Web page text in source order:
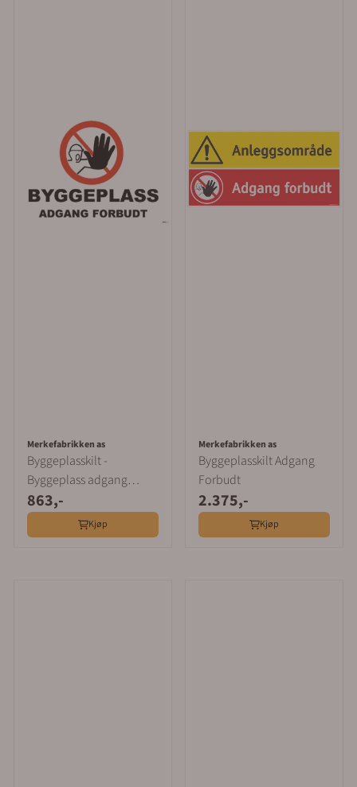
Merkefabrikken as
Byggeplasskilt -
Byggeplass adgang
forbudt 500 x 700mm
863,-
Kjøp
Merkefabrikken as
Byggeplasskilt Adgang
Forbudt
2.375,-
Kjøp